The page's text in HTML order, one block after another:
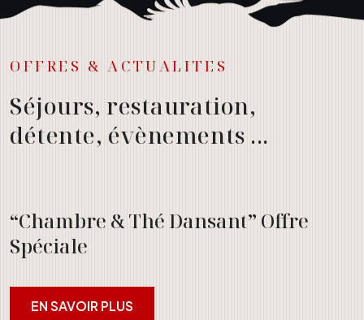
OFFRES & ACTUALITES
Séjours, restauration,
détente, évènements ...
“Chambre & Thé Dansant” Offre
Spéciale
EN SAVOIR PLUS